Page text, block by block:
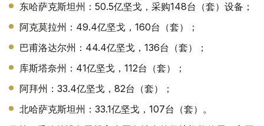
东哈萨克斯坦州：50.5亿坚戈，采购148台（套）设备；
阿克莫拉州：49.4亿坚戈，160台（套）；
巴甫洛达尔州：44.4亿坚戈，136台（套）；
库斯塔奈州：41亿坚戈，112台（套）；
阿拜州：33.4亿坚戈，82台（套）；
北哈萨克斯坦州：33.1亿坚戈，107台（套）。